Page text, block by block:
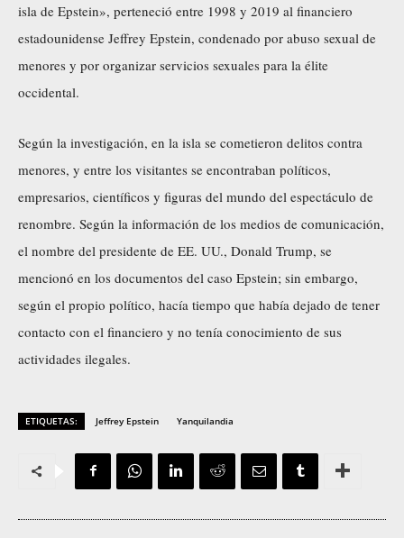
isla de Epstein», perteneció entre 1998 y 2019 al financiero
estadounidense Jeffrey Epstein, condenado por abuso sexual de
menores y por organizar servicios sexuales para la élite
occidental.
Según la investigación, en la isla se cometieron delitos contra
menores, y entre los visitantes se encontraban políticos,
empresarios, científicos y figuras del mundo del espectáculo de
renombre. Según la información de los medios de comunicación,
el nombre del presidente de EE. UU., Donald Trump, se
mencionó en los documentos del caso Epstein; sin embargo,
según el propio político, hacía tiempo que había dejado de tener
contacto con el financiero y no tenía conocimiento de sus
actividades ilegales.
ETIQUETAS: Jeffrey Epstein Yanquilandia